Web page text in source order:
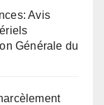
Avis
Générale du